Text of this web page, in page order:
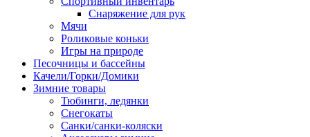
Снаряжение для рук
Мячи
Роликовые коньки
Игры на природе
Песочницы и бассейны
Качели/Горки/Домики
Зимние товары
Тюбинги, ледянки
Снегокаты
Санки/санки-коляски